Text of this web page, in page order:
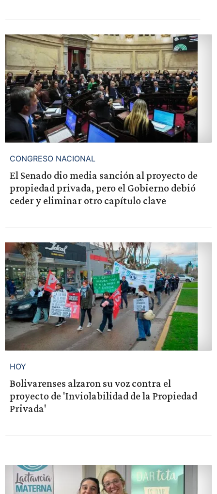
CONGRESO NACIONAL
El Senado dio media sanción al proyecto de
propiedad privada, pero el Gobierno debió
ceder y eliminar otro capítulo clave
HOY
Bolivarenses alzaron su voz contra el
proyecto de 'Inviolabilidad de la Propiedad
Privada'